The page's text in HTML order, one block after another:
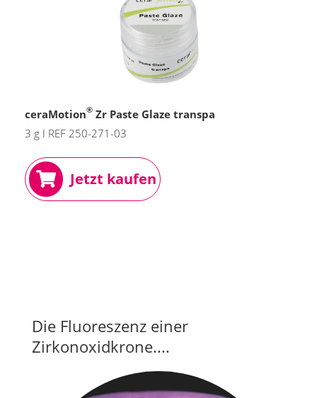
ceraMotion® Zr Paste Glaze transpa
3 g I REF 250-271-03
Jetzt kaufen
Die Fluoreszenz einer
Zirkonoxidkrone....